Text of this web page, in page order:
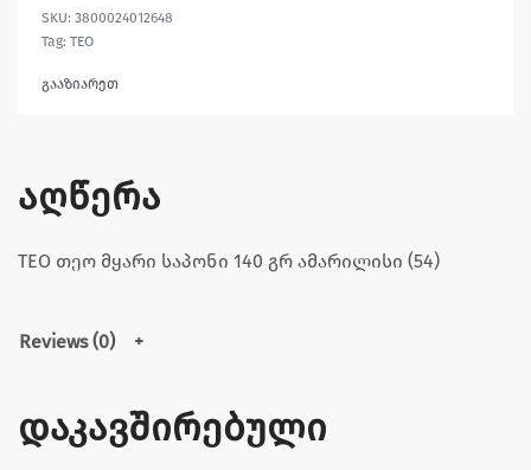
3800024012648
Tag: TEO
გააზიარეთ
აღწერა
TEO თეო მყარი საპონი 140 გრ ამარილისი (54)
Reviews (0)
დაკავშირებული